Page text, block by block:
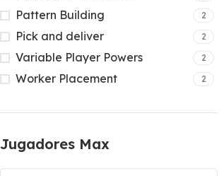
Pattern Building 2
Pick and deliver 2
Variable Player Powers 2
Worker Placement 2
Jugadores Max